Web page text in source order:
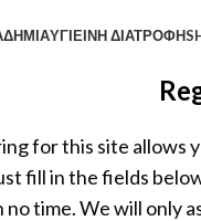
ΥΓΙΕΙΝΉ ΔΙΑΤΡΟΦΉ
for this site allows
fill in the fields
no time. We will only